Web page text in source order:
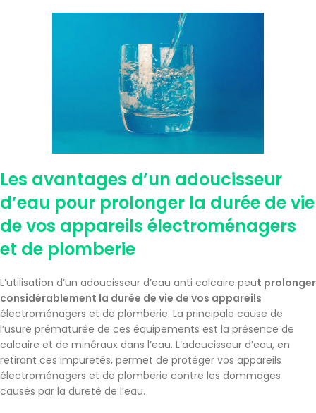
Les avantages d’un adoucisseur
d’eau pour prolonger la durée de vie
de vos appareils électroménagers
et de plomberie
L’utilisation d’un adoucisseur d’eau anti calcaire peut prolonger
considérablement la durée de vie de vos appareils
électroménagers et de plomberie. La principale cause de
l’usure prématurée de ces équipements est la présence de
calcaire et de minéraux dans l’eau. L’adoucisseur d’eau, en
retirant ces impuretés, permet de protéger vos appareils
électroménagers et de plomberie contre les dommages
causés par la dureté de l’eau.